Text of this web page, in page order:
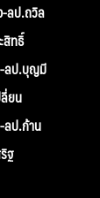
-ลป.ถวิล
ทธิ์
ลป.บุญมี
ยน
ป.ก้าน
ฐ